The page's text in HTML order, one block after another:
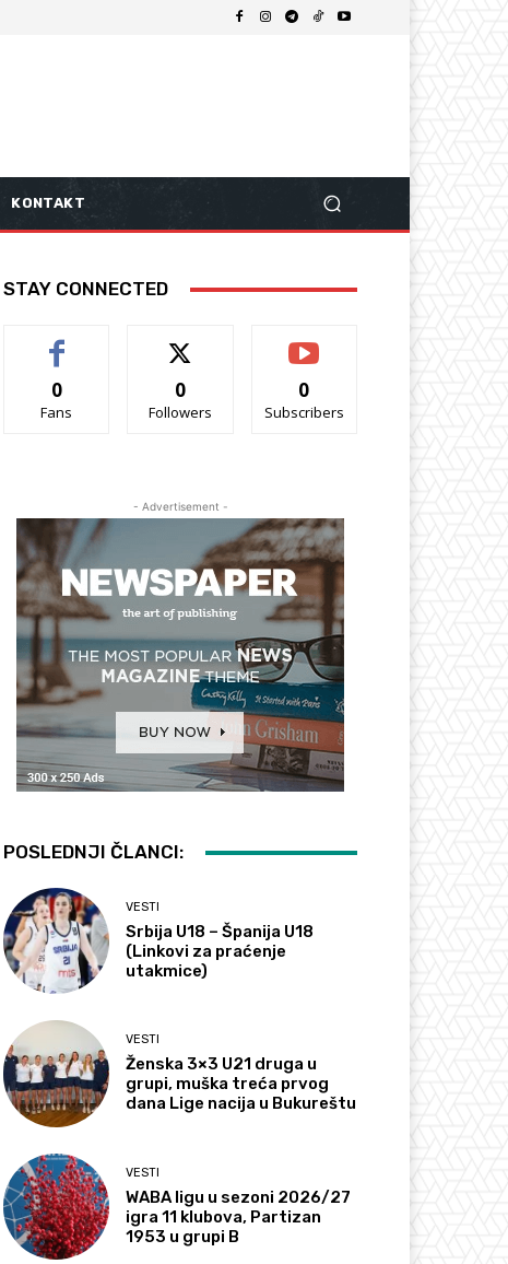
KONTAKT
STAY CONNECTED
0
Fans
0
Followers
0
Subscribers
- Advertisement -
POSLEDNJI ČLANCI:
VESTI
Srbija U18 – Španija U18
(Linkovi za praćenje
utakmice)
VESTI
Ženska 3×3 U21 druga u
grupi, muška treća prvog
dana Lige nacija u Bukureštu
VESTI
WABA ligu u sezoni 2026/27
igra 11 klubova, Partizan
1953 u grupi B